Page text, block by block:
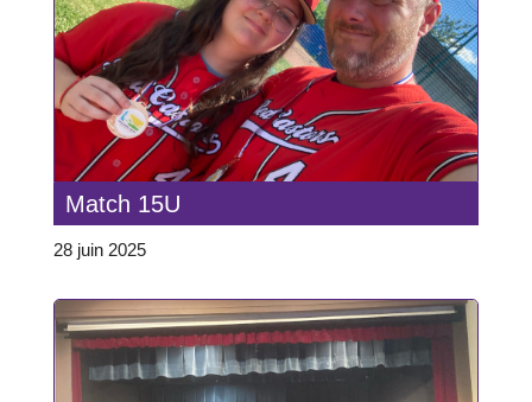
Match 15U
28 juin 2025